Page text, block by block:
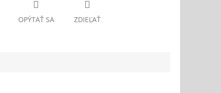
OPÝTAŤ SA ZDIEĽAŤ